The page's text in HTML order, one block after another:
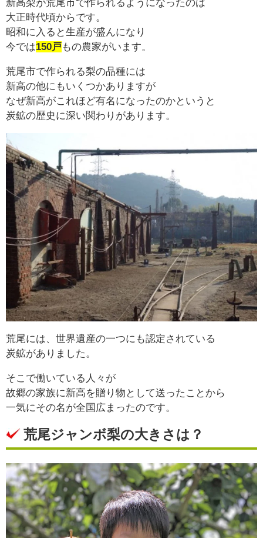
新高梨が荒尾市で作られるようになったのは
大正時代頃からです。
昭和に入ると生産が盛んになり
今では150戸もの農家がいます。
荒尾市で作られる梨の品種には
新高の他にもいくつかありますが
なぜ新高がこれほど有名になったのかというと
炭鉱の歴史に深い関わりがあります。
荒尾には、世界遺産の一つにも認定されている
炭鉱がありました。
そこで働いている人々が
故郷の家族に新高を贈り物として送ったことから
一気にその名が全国広まったのです。
荒尾ジャンボ梨の大きさは？